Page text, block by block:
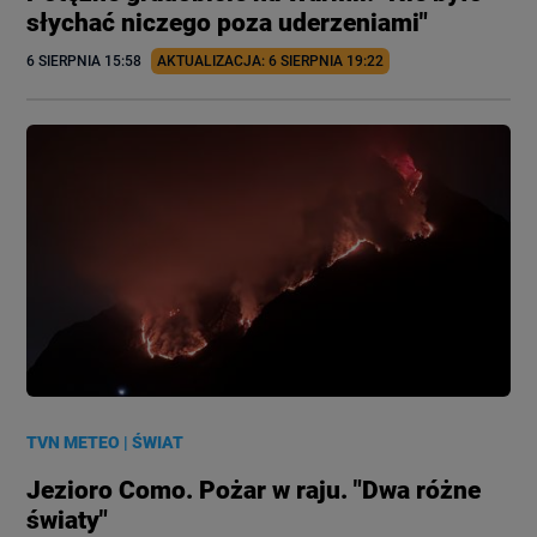
słychać niczego poza uderzeniami"
6 SIERPNIA 15:58 AKTUALIZACJA: 6 SIERPNIA 19:22
TVN METEO |ŚWIAT
Jezioro Como. Pożar w raju. "Dwa różne
światy"